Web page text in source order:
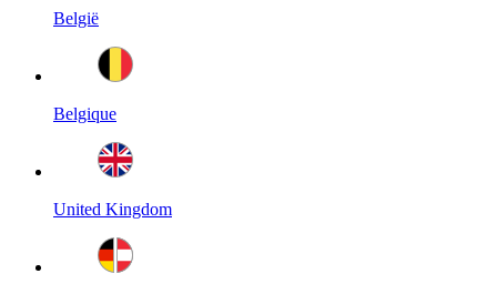
België
Belgique
United Kingdom